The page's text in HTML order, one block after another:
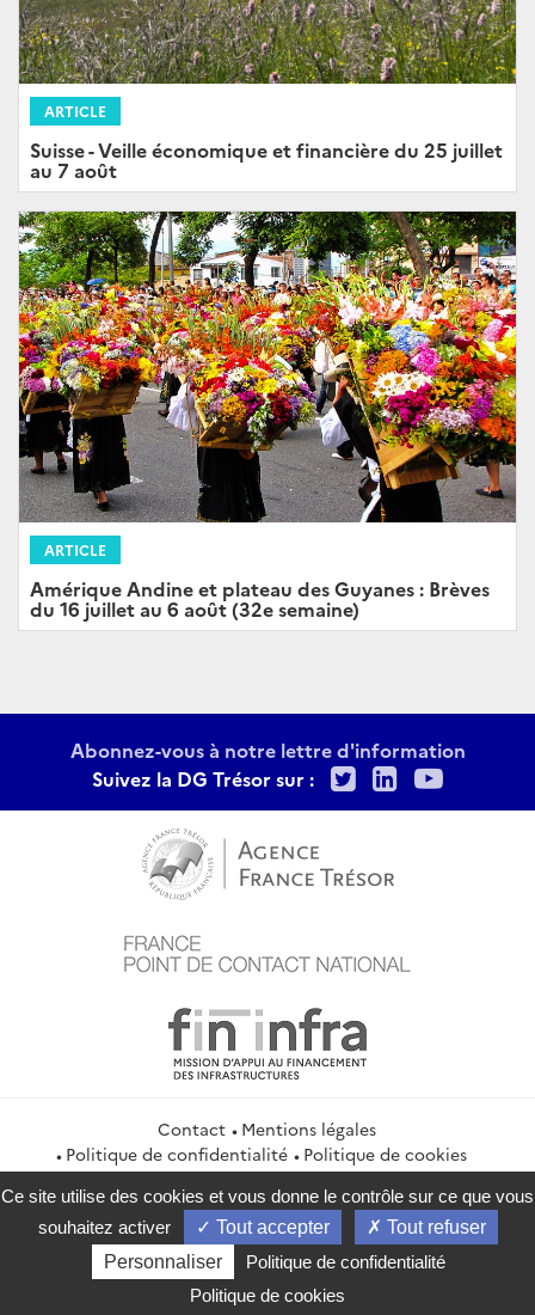
ARTICLE
Suisse - Veille économique et financière du 25 juillet
au 7 août
ARTICLE
Amérique Andine et plateau des Guyanes : Brèves
du 16 juillet au 6 août (32e semaine)
Abonnez-vous à notre lettre d'information
Suivez la DG Trésor sur :
TwitterLinkedIn
Contact
Mentions légales
Politique de confidentialité
Politique de cookies
Gestion des cookies
Flux RSS
service-public.gouv.fr
legifrance.gouv.fr
info.gouv.fr
data.gouv.fr
2026 Direction générale du Trésor
Ce site utilise des cookies et vous donne le contrôle sur ce que vous
souhaitez activer
Tout accepter
Tout refuser
Personnaliser
Politique de confidentialité
Politique de cookies